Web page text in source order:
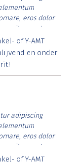
eros dolor
vitae erat.
rutrum lorem
posuere.
of Y-AMT
en onder
adipiscing
eros dolor
vitae erat.
rutrum lorem
of Y-AMT